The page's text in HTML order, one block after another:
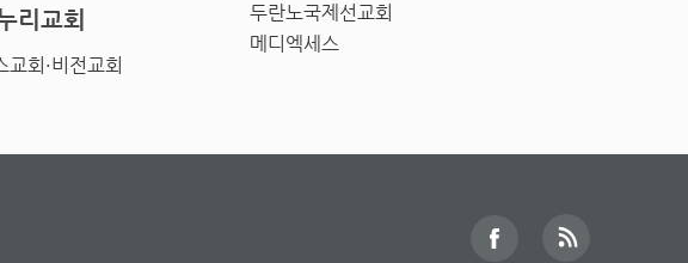
두란노국제선교회
메디엑세스
리교회
회·비전교회